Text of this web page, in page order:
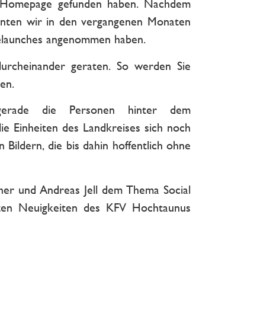
gefunden haben. Nachdem
wir in den vergangenen Monaten
angenommen haben.
geraten. So werden Sie
die Personen hinter dem
Einheiten des Landkreises sich noch
die bis dahin hoffentlich ohne
und Andreas Jell dem Thema Social
Neuigkeiten des KFV Hochtaunus